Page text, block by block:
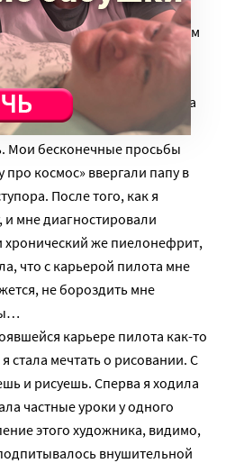
каждого советского
В смысле, пилотом
И потом, у меня для этого
старая большущая
отданная родителями мне на
Но этим, конечно,
Мои бесконечные просьбы
про космос» ввергали папу в
После того, как я
и мне диагностировали
хронический же пиелонефрит,
что с карьерой пилота мне
не бороздить мне
карьере пилота как-то
стала мечтать о рисовании. С
и рисуешь. Сперва я ходила
частные уроки у одного
этого художника, видимо,
внушительной